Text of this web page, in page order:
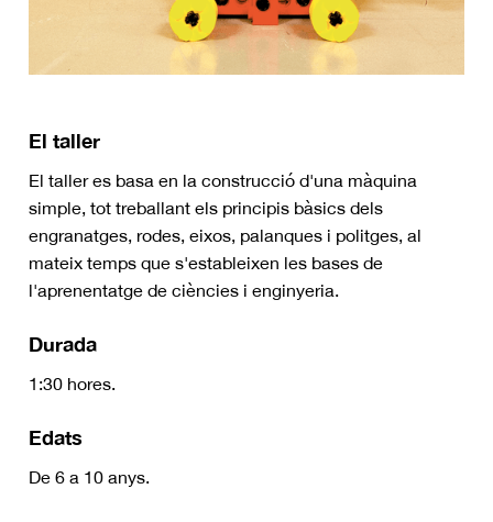
El taller
El taller es basa en la construcció d'una màquina
simple, tot treballant els principis bàsics dels
engranatges, rodes, eixos, palanques i politges, al
mateix temps que s'estableixen les bases de
l'aprenentatge de ciències i enginyeria.
Durada
1:30 hores.
Edats
De 6 a 10 anys.